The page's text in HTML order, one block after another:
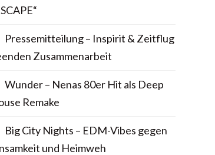
Pressemitteilung – Inspirit & Zeitflug
Zusammenarbeit
Wunder – Nenas 80er Hit als Deep
Remake
Big City Nights – EDM-Vibes gegen
und Heimweh